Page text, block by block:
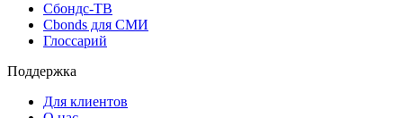
Новости рынка
Research Hub
Cbonds Review
Сбондс-ТВ
Глоссарий